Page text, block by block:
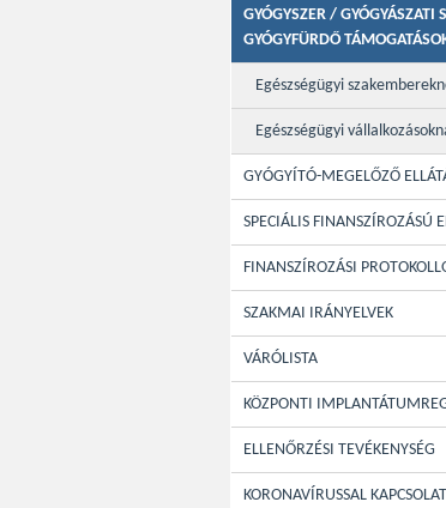
GYÓGYSZER / GYÓGYÁSZATI
GYÓGYFÜRDŐ
Egészségügyi
Egészségügyi
GYÓGYÍTÓ-MEGELŐZŐ
SPECIÁLIS FINANSZÍROZÁSÚ
FINANSZÍROZÁSI
SZAKMAI IRÁNYELVEK
VÁRÓLISTA
KÖZPONTI
ELLENŐRZÉSI TEVÉKENYSÉG
KORONAVÍRUSSAL